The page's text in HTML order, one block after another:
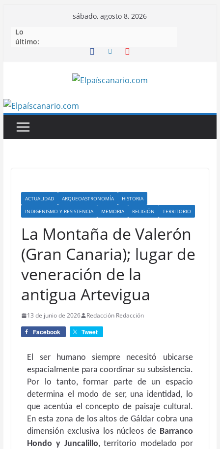
contenido
sábado, agosto 8, 2026
Lo
último:
ACTUALIDAD ARQUEOASTRONOMÍA
HISTORIA
INDIGENISMO Y RESISTENCIA
MEMORIA RELIGIÓN TERRITORIO
La Montaña de Valerón
(Gran Canaria); lugar de
veneración de la
antigua Artevigua
13 de junio de 2026 Redacción Redacción
Facebook Tweet
El ser humano siempre necesitó ubicarse
espacialmente para coordinar su subsistencia.
Por lo tanto, formar parte de un espacio
determina el modo de ser, una identidad, lo
que acentúa el concepto de paisaje cultural.
En esta zona de los altos de Gáldar cobra una
dimensión exclusiva los núcleos de Barranco
Hondo y Juncalillo, territorio modelado por